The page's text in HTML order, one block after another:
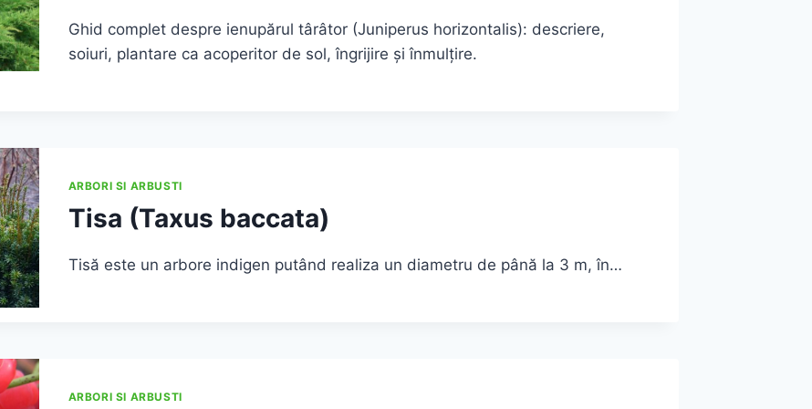
Ghid complet despre ienupărul târâtor (Juniperus horizontalis): descriere,
soiuri, plantare ca acoperitor de sol, îngrijire și înmulțire.
ARBORI SI ARBUSTI
Tisa (Taxus baccata)
Tisă este un arbore indigen putând realiza un diametru de până la 3 m, în…
ARBORI SI ARBUSTI